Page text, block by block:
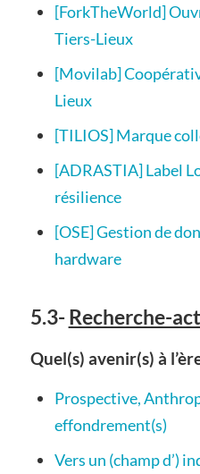
[ForkTheWorld]
Tiers-Lieux
[Movilab]
Lieux
[TILIOS] Marque
[ADRASTIA] Label
résilience
[OSE] Gestion de
hardware
5.3- Recherche-
Quel(s) avenir(s) à
Prospective,
effondrement(s)
Vers un (champ d’)